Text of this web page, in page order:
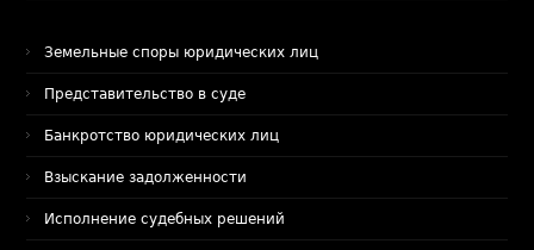
Земельные споры юридических лиц
Представительство в суде
Банкротство юридических лиц
Взыскание задолженности
Исполнение судебных решений